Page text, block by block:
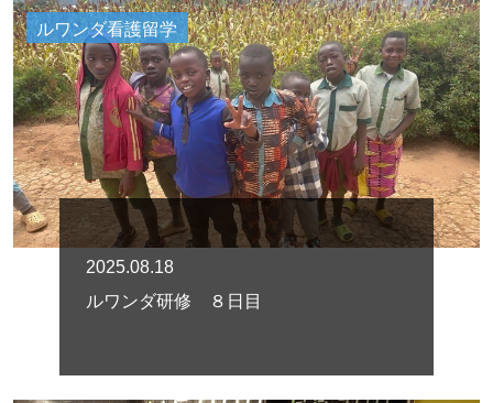
ルワンダ看護留学
2025.08.18
ルワンダ研修 ８日目